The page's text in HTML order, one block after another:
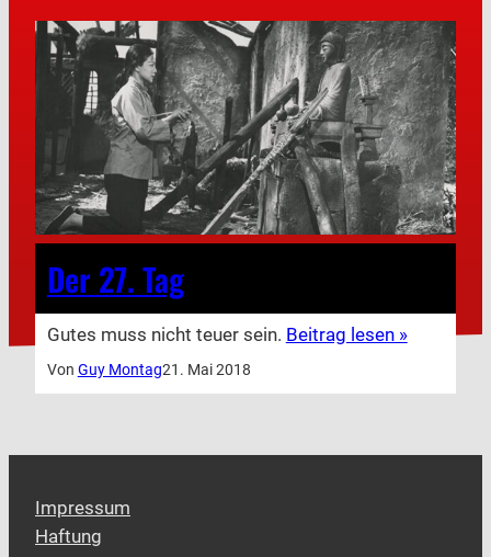
Der 27. Tag
Gutes muss nicht teuer sein. Beitrag lesen »
Von Guy Montag21. Mai 2018
Impressum
Haftung